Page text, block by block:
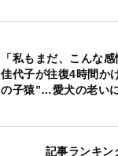
「私もまだ、こんな
佳代子が往復4時間か
の子猿”…愛犬の老い
記事ランキン